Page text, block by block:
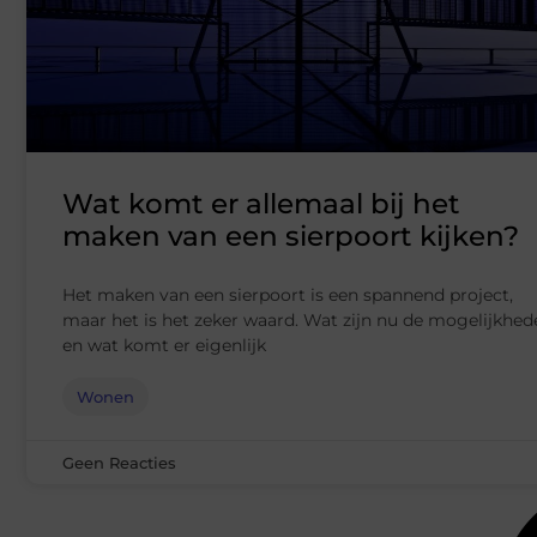
Wat komt er allemaal bij het
maken van een sierpoort kijken?
Het maken van een sierpoort is een spannend project,
maar het is het zeker waard. Wat zijn nu de
en wat komt er eigenlijk
Wonen
Geen Reacties